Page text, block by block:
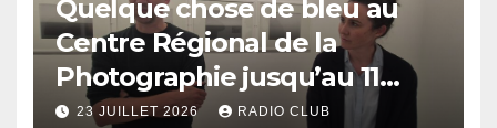
Quelque chose de bleu au
Centre Régional de la
Photographie jusqu’au 11
octobre
23 JUILLET 2026 RADIO CLUB